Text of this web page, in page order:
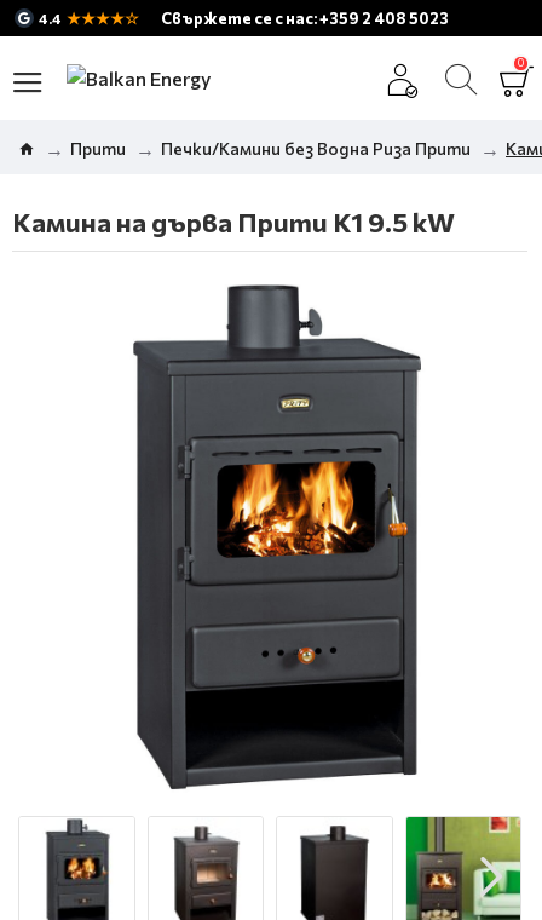
4.4 ★★★★☆ Свържете се с нас: +359 2 408 5023
0
Прити Печки/Камини без Водна Риза Прити
Камина на дърва Прити K1 9.5 kW